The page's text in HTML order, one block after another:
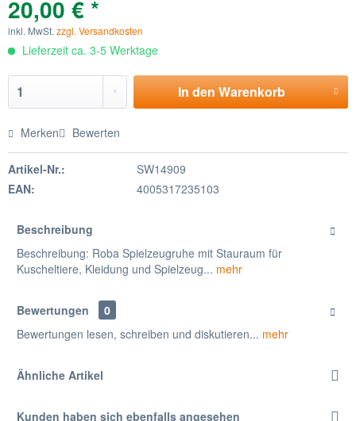
20,00 € *
inkl. MwSt. zzgl. Versandkosten
Lieferzeit ca. 3-5 Werktage
In denWarenkorb
Merken Bewerten
Artikel-Nr.:
SW14909
EAN:
4005317235103
Beschreibung
Beschreibung: Roba Spielzeugruhe mit Stauraum für
Kuscheltiere, Kleidung und Spielzeug... mehr
Bewertungen
0
Bewertungen lesen, schreiben und diskutieren... mehr
Ähnliche Artikel
Kunden haben sich ebenfalls angesehen